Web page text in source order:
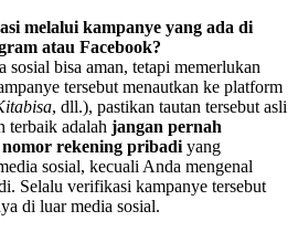
melalui kampanye yang ada di
atau Facebook?
bisa aman, tetapi memerlukan
tersebut menautkan ke platform
, dll.), pastikan tautan tersebut asli
terbaik adalah jangan pernah
rekening pribadi yang
sosial, kecuali Anda mengenal
Selalu verifikasi kampanye tersebut
di luar media sosial.